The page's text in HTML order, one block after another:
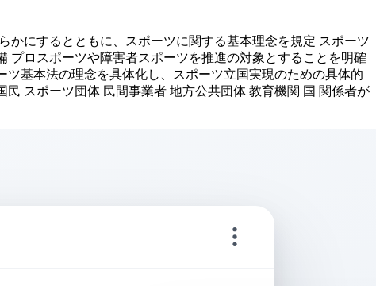
かにするとともに、スポーツに関する基本理念を規定 スポーツ
プロスポーツや障害者スポーツを推進の対象とすることを明確
基本法の理念を具体化し、スポーツ立国実現のための具体的
スポーツ団体 民間事業者 地方公共団体 教育機関 国 関係者が